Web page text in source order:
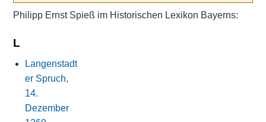
Philipp Ernst Spieß im Historischen Lexikon Bayerns:
L
Langenstadt
er Spruch,
14.
Dezember